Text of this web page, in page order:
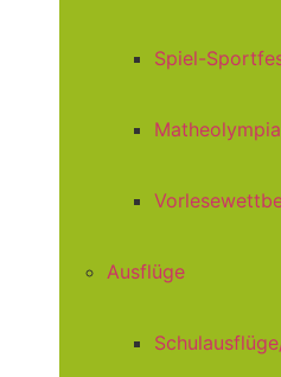
Spiel-
Ausflüge